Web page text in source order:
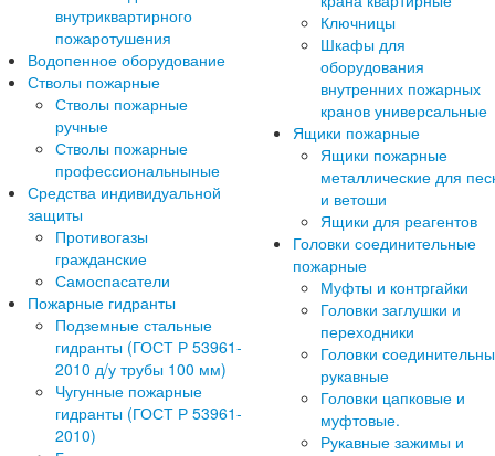
внутриквартирного
пожаротушения
Водопенное оборудование
Стволы пожарные
Стволы пожарные
ручные
Стволы пожарные
профессиональныные
Средства индивидуальной
защиты
Противогазы
гражданские
Самоспасатели
Пожарные гидранты
Подземные стальные
гидранты (ГОСТ Р 53961-
2010 д/у трубы 100 мм)
Чугунные пожарные
гидранты (ГОСТ Р 53961-
2010)
Ключницы
Шкафы для
оборудования
внутренних пожарных
кранов универсальные
Ящики пожарные
Ящики пожарные
металлические для
и ветоши
Ящики для реагентов
Головки соединительные
пожарные
Муфты и контргайки
Головки заглушки и
переходники
Головки
рукавные
Головки цапковые и
муфтовые.
Рукавные зажимы и